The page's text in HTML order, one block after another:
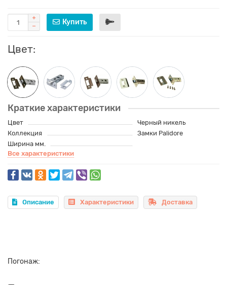
Купить
Цвет:
Краткие характеристики
Цвет
Черный никель
Коллекция
Замки Palidore
Ширина мм.
Все характеристики
Описание Характеристики Доставка
Погонаж: